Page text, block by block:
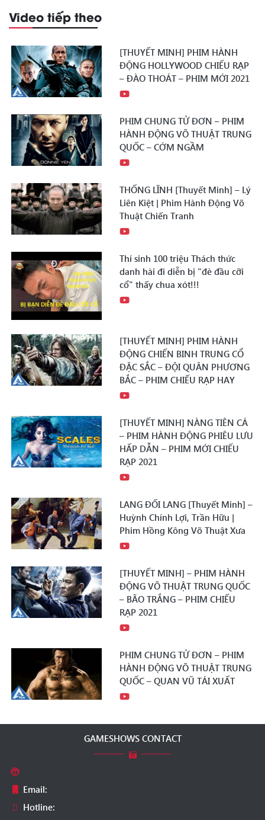
Video tiếp theo
[THUYẾT MINH] PHIM HÀNH
ĐỘNG HOLLYWOOD CHIẾU RẠP
– ĐÀO THOÁT – PHIM MỚI 2021
PHIM CHUNG TỬ ĐƠN – PHIM
HÀNH ĐỘNG VÕ THUẬT TRUNG
QUỐC – CỚM NGẦM
THỐNG LĨNH [Thuyết Minh] – Lý
Liên Kiệt | Phim Hành Động Võ
Thuật Chiến Tranh
Thí sinh 100 triệu Thách thức
danh hài đi diễn bị "đè đầu cỡi
cổ" thấy chua xót!!!
[THUYẾT MINH] PHIM HÀNH
ĐỘNG CHIẾN BINH TRUNG CỔ
ĐẶC SẮC – ĐỘI QUÂN PHƯƠNG
BẮC – PHIM CHIẾU RẠP HAY
[THUYẾT MINH] NÀNG TIÊN CÁ
– PHIM HÀNH ĐỘNG PHIÊU LƯU
HẤP DẪN – PHIM MỚI CHIẾU
RẠP 2021
LANG ĐỐI LANG [Thuyết Minh] –
Huỳnh Chính Lợi, Trần Hữu |
Phim Hồng Kông Võ Thuật Xưa
[THUYẾT MINH] – PHIM HÀNH
ĐỘNG VÕ THUẬT TRUNG QUỐC
– BÃO TRẮNG – PHIM CHIẾU
RẠP 2021
PHIM CHUNG TỬ ĐƠN – PHIM
HÀNH ĐỘNG VÕ THUẬT TRUNG
QUỐC – QUAN VŨ TÁI XUẤT
GAMESHOWS CONTACT
Email:
Hotline: